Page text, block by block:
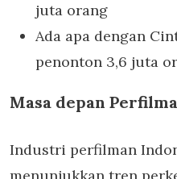
juta orang
Ada apa dengan
penonton 3,6 juta
Masa depan
Industri perfilman